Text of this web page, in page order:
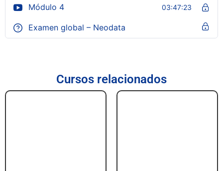
Módulo 4 03:47:23
Examen global – Neodata
Cursos relacionados